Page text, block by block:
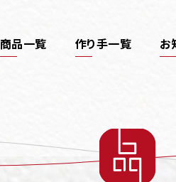
商品一覧 作り手一覧 お